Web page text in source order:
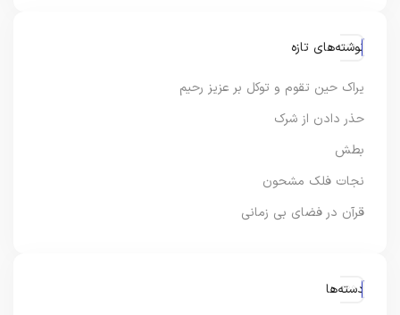
نوشته‌های تازه
یراک حین تقوم و توکل بر عزیز رحیم
حذر دادن از شرک
بطش
نجات فلک مشحون
قرآن در فضای بی زمانی
دسته‌ها